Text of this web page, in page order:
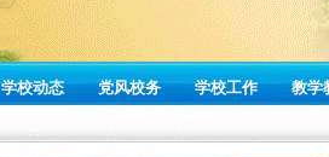
学校动态 党风校务 学校工作 教学